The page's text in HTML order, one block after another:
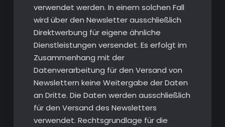
verwendet werden. In einem solchen Fall
wird über den Newsletter ausschließlich
Direktwerbung für eigene ähnliche
Dienstleistungen versendet. Es erfolgt im
Zusammenhang mit der
Datenverarbeitung für den Versand von
Newslettern keine Weitergabe der Daten
an Dritte. Die Daten werden ausschließlich
für den Versand des Newsletters
verwendet. Rechtsgrundlage für die